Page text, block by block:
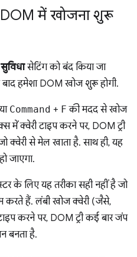
DOM में खोजना शुरू
सेटिंग को बंद किया जा
हमेशा DOM खोज शुरू होगी.
Command + F की मदद से खोज
में क्वेरी टाइप करने पर, DOM ट्री
क्वेरी से मेल खाता है. साथ ही, यह
जाएगा.
के लिए यह तरीका सही नहीं है जो
करते हैं. लंबी खोज क्वेरी (जैसे,
करने पर, DOM ट्री कई बार जंप
बनता है.